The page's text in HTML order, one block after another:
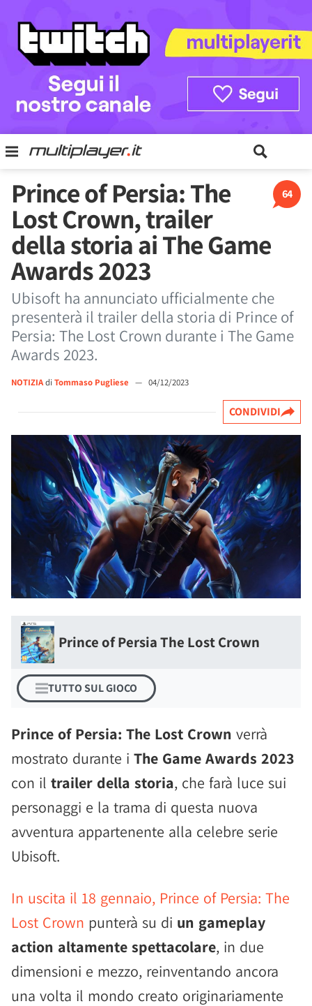
64
Prince of Persia: The
Lost Crown, trailer
della storia ai The Game
Awards 2023
Ubisoft ha annunciato ufficialmente che
presenterà il trailer della storia di Prince of
Persia: The Lost Crown durante i The Game
Awards 2023.
NOTIZIAdi Tommaso Pugliese — 04/12/2023
CONDIVIDI
Prince of Persia The Lost Crown
TUTTO SUL GIOCO
Prince of Persia: The Lost Crown verrà
mostrato durante i The Game Awards 2023
con il trailer della storia, che farà luce sui
personaggi e la trama di questa nuova
avventura appartenente alla celebre serie
Ubisoft.
In uscita il 18 gennaio, Prince of Persia: The
Lost Crown punterà su di un gameplay
action altamente spettacolare, in due
dimensioni e mezzo, reinventando ancora
una volta il mondo creato originariamente